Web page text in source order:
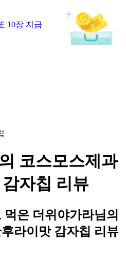
10장 지급
코스모스제과
자칩 리뷰
은 더위야가라님의
라이맛 감자칩 리뷰